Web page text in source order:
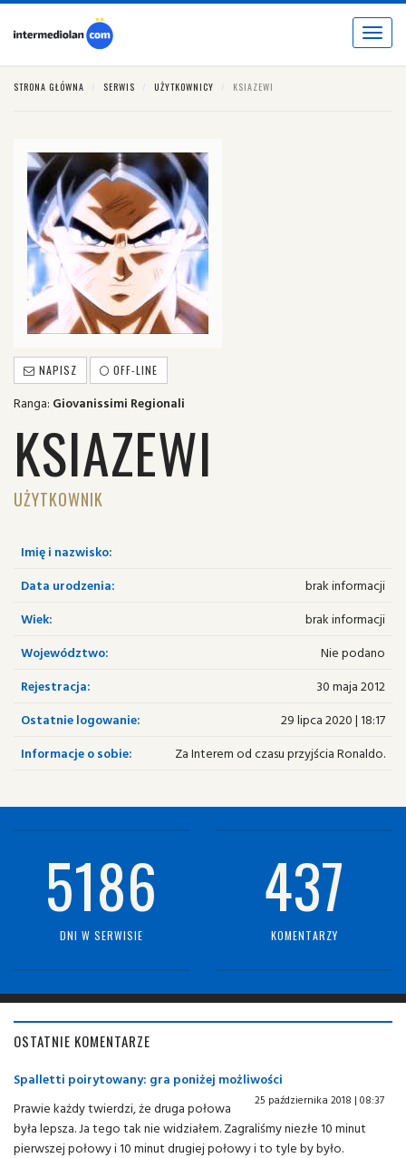
Toggle
STRONA GŁÓWNA SERWIS UŻYTKOWNICY KSIAZEWI
NAPISZ OFF-LINE
Ranga: Giovanissimi Regionali
KSIAZEWI
UŻYTKOWNIK
Imię i nazwisko:
Data urodzenia:
brak informacji
Wiek:
brak informacji
Województwo:
Nie podano
Rejestracja:
30 maja 2012
Ostatnie logowanie:
29 lipca 2020 | 18:17
Informacje o sobie:
Za Interem od czasu przyjścia Ronaldo.
5186
DNI W SERWISIE
437
KOMENTARZY
OSTATNIE KOMENTARZE
Spalletti poirytowany: gra poniżej możliwości
25 października 2018 | 08:37
Prawie każdy twierdzi, że druga połowa
była lepsza. Ja tego tak nie widziałem. Zagraliśmy niezłe 10 minut
pierwszej połowy i 10 minut drugiej połowy i to tyle by było.